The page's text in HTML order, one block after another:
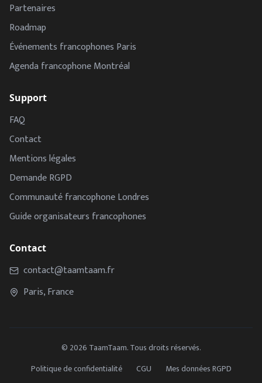
Partenaires
Roadmap
Événements francophones Paris
Agenda francophone Montréal
Support
FAQ
Contact
Mentions légales
Demande RGPD
Communauté francophone Londres
Guide organisateurs francophones
Contact
contact@taamtaam.fr
Paris, France
© 2026 TaamTaam. Tous droits réservés.
Politique de confidentialité
CGU Mes données RGPD